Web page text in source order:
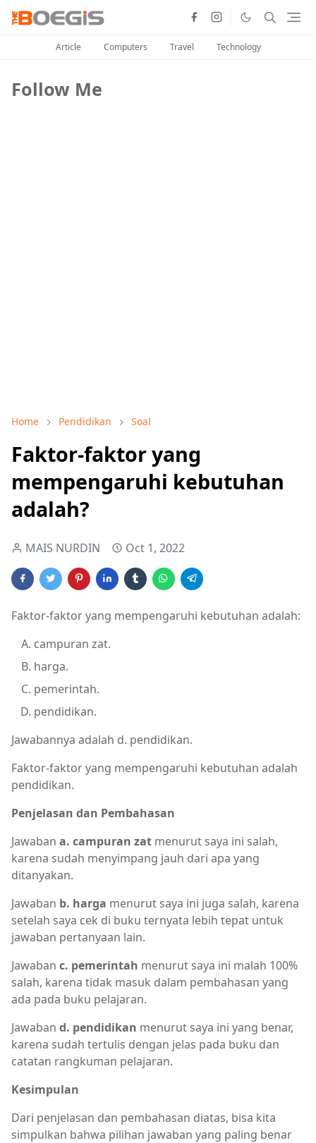
Article Computers Travel Technology
Follow Me
Home Pendidikan Soal
Faktor-faktor yang
mempengaruhi kebutuhan
adalah?
MAIS NURDIN Oct 1, 2022
Faktor-faktor yang mempengaruhi kebutuhan adalah:
campuran zat.
harga.
pemerintah.
pendidikan.
Jawabannya adalah d. pendidikan.
Faktor-faktor yang mempengaruhi kebutuhan adalah
pendidikan.
Penjelasan dan Pembahasan
Jawaban a. campuran zat menurut saya ini salah,
karena sudah menyimpang jauh dari apa yang
ditanyakan.
Jawaban b. harga menurut saya ini juga salah, karena
setelah saya cek di buku ternyata lebih tepat untuk
jawaban pertanyaan lain.
Jawaban c. pemerintah menurut saya ini malah 100%
salah, karena tidak masuk dalam pembahasan yang
ada pada buku pelajaran.
Jawaban d. pendidikan menurut saya ini yang benar,
karena sudah tertulis dengan jelas pada buku dan
catatan rangkuman pelajaran.
Kesimpulan
Dari penjelasan dan pembahasan diatas, bisa kita
simpulkan bahwa pilihan jawaban yang paling benar